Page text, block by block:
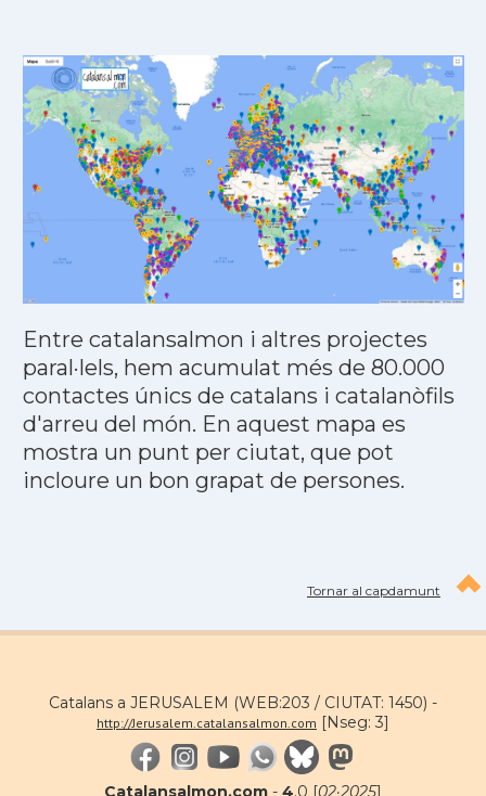
Entre catalansalmon i altres projectes
paral·lels, hem acumulat més de 80.000
contactes únics de catalans i catalanòfils
d'arreu del món. En aquest mapa es
mostra un punt per ciutat, que pot
incloure un bon grapat de persones.
Tornar al capdamunt
Catalans a JERUSALEM (WEB:203 / CIUTAT: 1450) -
http://Jerusalem.catalansalmon.com [Nseg: 3]
Catalansalmon.com - 4.0 [02·2025]